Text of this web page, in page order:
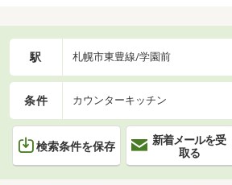
駅 札幌市東豊線/学園前
条件 カウンターキッチン
検索条件を保存
新着メールを受
取る